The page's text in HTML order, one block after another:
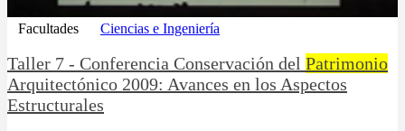
Facultades Ciencias e Ingeniería
Taller 7 - Conferencia Conservación del Patrimonio
Arquitectónico 2009: Avances en los Aspectos
Estructurales